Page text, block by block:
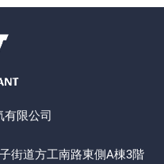
有限公司
街道方工南路東側A棟3階